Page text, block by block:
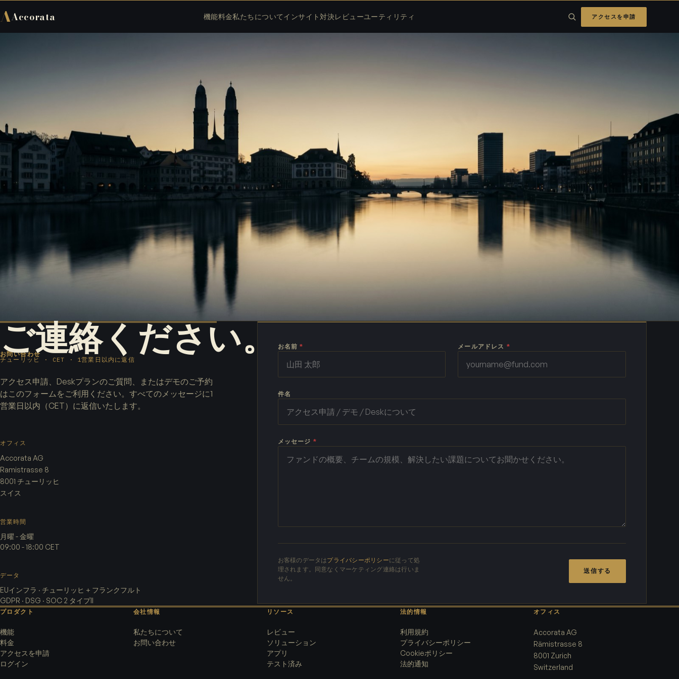
AAccorata 機能料金私たちについてインサイト対決レビューユーティリティ アクセスを申請
ご連絡ください。
チューリッヒ · CET · 1営業日以内に返信
お問い合わせ
アクセス申請、Deskプランのご質問、またはデモのご予約
はこのフォームをご利用ください。すべてのメッセージに1
営業日以内（CET）に返信いたします。
オフィス
Accorata AG
Ramistrasse 8
8001 チューリッヒ
スイス
営業時間
月曜 - 金曜
09:00 - 18:00 CET
データ
EUインフラ · チューリッヒ + フランクフルト
GDPR · DSG · SOC 2 タイプII
お名前* メールアドレス *
件名
メッセージ *
お客様のデータはプライバシーポリシーに従って処
理されます。同意なくマーケティング連絡は行いま
せん。
送信する
プロダクト
機能
料金
アクセスを申請
ログイン
会社情報
私たちについて
お問い合わせ
リソース
レビュー
ソリューション
アプリ
テスト済み
法的情報
利用規約
プライバシーポリシー
Cookieポリシー
法的通知
オフィス
Accorata AG
Rämistrasse 8
8001 Zurich
Switzerland